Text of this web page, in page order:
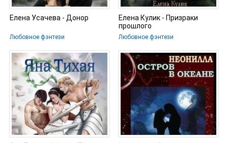
Елена Усачева - Донор
Любовное фэнтези
Елена Кулик - Призраки
прошлого
Любовное фэнтези